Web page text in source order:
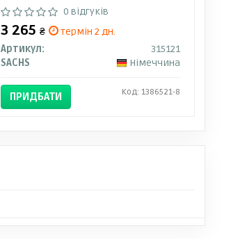
0 відгуків
3 265₴
термін 2 дн.
Артикул:
315121
SACHS
Німеччина
ПРИДБАТИ Код: 1386521-8